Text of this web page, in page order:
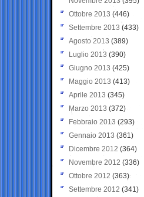
Ottobre 2013 (446)
Settembre 2013 (433)
Agosto 2013 (389)
Luglio 2013 (390)
Giugno 2013 (425)
Maggio 2013 (413)
Aprile 2013 (345)
Marzo 2013 (372)
Febbraio 2013 (293)
Gennaio 2013 (361)
Dicembre 2012 (364)
Novembre 2012 (336)
Ottobre 2012 (363)
Settembre 2012 (341)